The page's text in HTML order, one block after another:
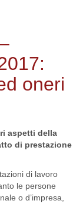
oneri
aspetti della
di prestazione
di lavoro
le persone
o d’impresa,